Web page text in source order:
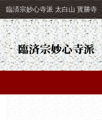
臨済宗妙心寺派 太白山 寳勝寺